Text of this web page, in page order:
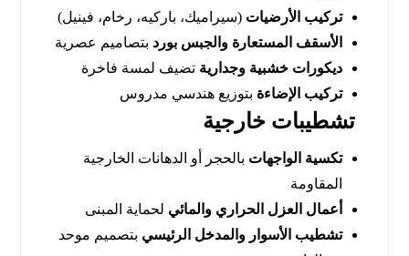
تركيب الأرضيات (سيراميك، باركيه، رخام، فينيل)
الأسقف المستعارة والجبس بورد بتصاميم عصرية
ديكورات خشبية وجدارية تضيف لمسة فاخرة
تركيب الإضاءة بتوزيع هندسي مدروس
تشطيبات خارجية
تكسية الواجهات بالحجر أو الدهانات الخارجية
المقاومة
أعمال العزل الحراري والمائي لحماية المبنى
تشطيب الأسوار والمدخل الرئيسي بتصميم موحد